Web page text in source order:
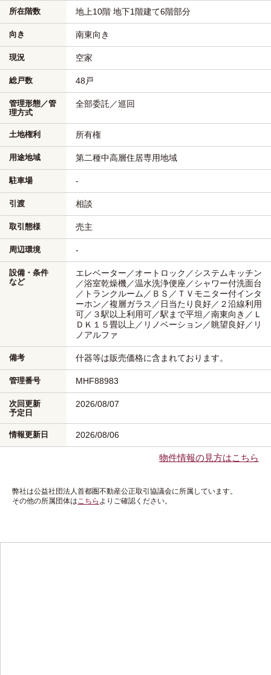
所在階数 地上10階 地下1階建て6階部分
向き 南東向き
現況 空家
総戸数 48戸
管理形態／管
理方式
全部委託／巡回
土地権利 所有権
用途地域 第二種中高層住居専用地域
駐車場 -
引渡 相談
取引態様 売主
周辺環境 -
設備・条件
など
エレベーター／オートロック／システムキッチン
／浴室乾燥機／温水洗浄便座／シャワー付洗面台
／トランクルーム／ＢＳ／ＴＶモニター付インタ
ーホン／複層ガラス／日当たり良好／２沿線利用
可／３駅以上利用可／駅まで平坦／南東向き／Ｌ
ＤＫ１５畳以上／リノベーション／眺望良好／リ
ノアルファ
備考 什器等は販売価格に含まれております。
管理番号 MHF88983
次回更新
予定日
2026/08/07
情報更新日 2026/08/06
物件情報の見方はこちら
弊社は公益社団法人首都圏不動産公正取引協議会に所属しています。
その他の所属団体はこちら よりご確認ください。